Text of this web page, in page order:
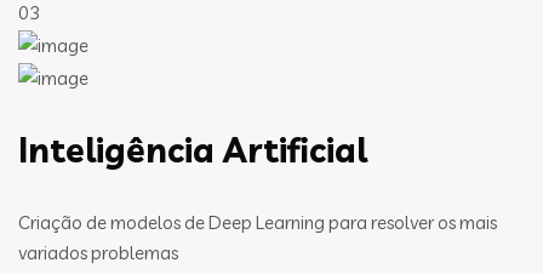
03
Inteligência Artificial
Criação de modelos de Deep Learning para resolver os mais
variados problemas